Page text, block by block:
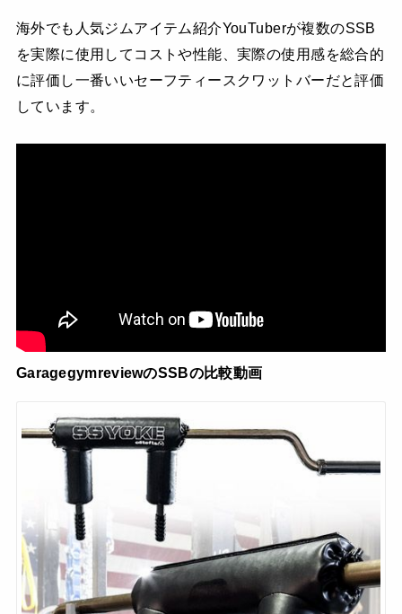
海外でも人気ジムアイテム紹介YouTuberが複数のSSB
を実際に使用してコストや性能、実際の使用感を総合的
に評価し一番いいセーフティースクワットバーだと評価
しています。
GaragegymreviewのSSBの比較動画